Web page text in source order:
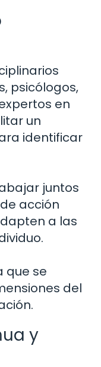
psicólogos,
en
un
identificar
juntos
acción
a las
que se
del
y